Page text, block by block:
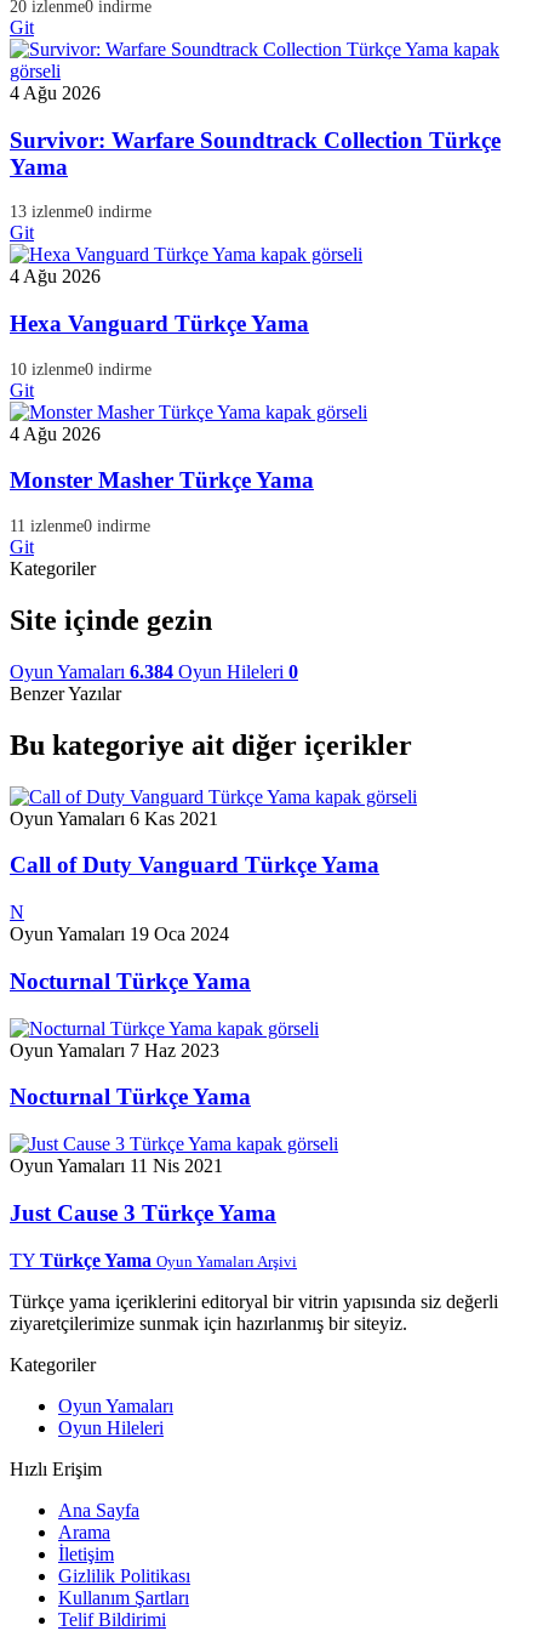
20 izlenme0 indirme
Git
4 Ağu 2026
Survivor: Warfare Soundtrack Collection Türkçe
Yama
13 izlenme0 indirme
Git
4 Ağu 2026
Hexa Vanguard Türkçe Yama
10 izlenme0 indirme
Git
4 Ağu 2026
Monster Masher Türkçe Yama
11 izlenme0 indirme
Git
Kategoriler
Site içinde gezin
Oyun Yamaları 6.384 Oyun Hileleri 0
Benzer Yazılar
Bu kategoriye ait diğer içerikler
Oyun Yamaları 6 Kas 2021
Call of Duty Vanguard Türkçe Yama
N
Oyun Yamaları 19 Oca 2024
Nocturnal Türkçe Yama
Oyun Yamaları 7 Haz 2023
Nocturnal Türkçe Yama
Oyun Yamaları 11 Nis 2021
Just Cause 3 Türkçe Yama
TY Türkçe Yama Oyun Yamaları Arşivi
Türkçe yama içeriklerini editoryal bir vitrin yapısında siz değerli
ziyaretçilerimize sunmak için hazırlanmış bir siteyiz.
Kategoriler
Oyun Yamaları
Oyun Hileleri
Hızlı Erişim
Ana Sayfa
Arama
İletişim
Gizlilik Politikası
Kullanım Şartları
Telif Bildirimi